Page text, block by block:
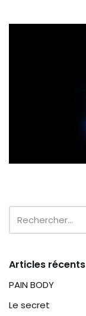
Articles récents
PAIN BODY
Le secret